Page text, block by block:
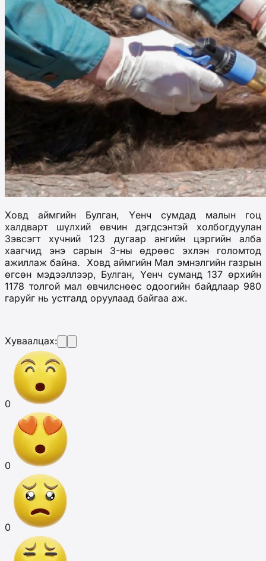
Ховд аймгийн Булган, Үенч сумдад малын гоц
халдварт шүлхий өвчин дэгдсэнтэй холбогдуулан
Зэвсэгт хүчний 123 дугаар ангийн цэргийн алба
хаагчид энэ сарын 3-ны өдрөөс эхлэн голомтод
ажиллаж байна. Ховд аймгийн Мал эмнэлгийн газрын
өгсөн мэдээллээр, Булган, Үенч суманд 137 өрхийн
1178 толгой мал өвчилснөөс одоогийн байдлаар 980
гаруйг нь устгалд оруулаад байгаа аж.
Хуваалцах:
0
0
0